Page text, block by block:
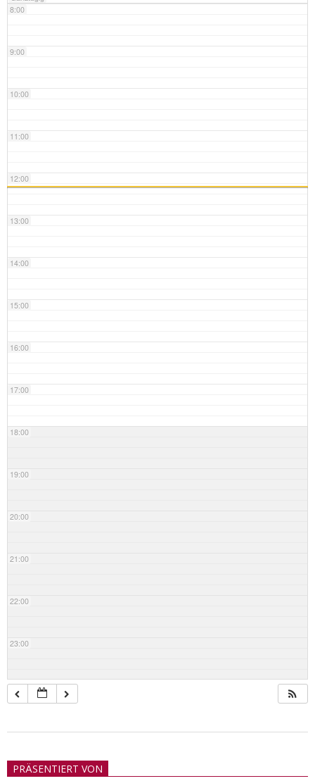
8:00
9:00
10:00
11:00
12:00
13:00
14:00
15:00
16:00
17:00
18:00
19:00
20:00
21:00
22:00
23:00
21PRÄSENTIERT VON